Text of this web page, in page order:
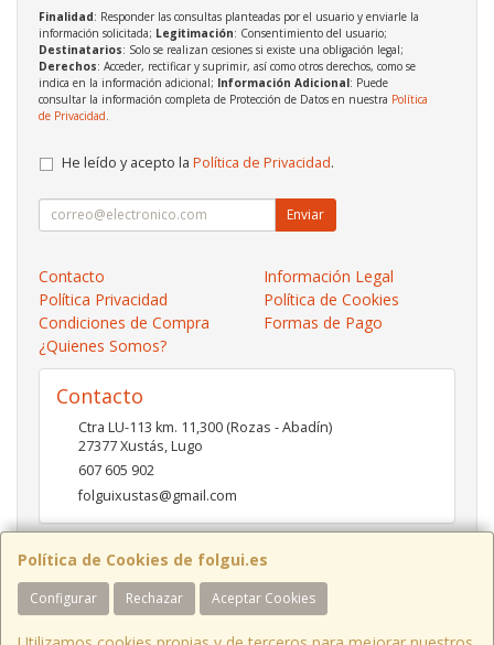
Política de Cookies de folgui.es
Configurar Rechazar Aceptar Cookies
Finalidad: Responder las consultas planteadas por el usuario y enviarle la
información solicitada; Legitimación: Consentimiento del usuario;
Destinatarios: Solo se realizan cesiones si existe una obligación legal;
Derechos: Acceder, rectificar y suprimir, así como otros derechos, como se
indica en la información adicional; Información Adicional: Puede
consultar la información completa de Protección de Datos en nuestra Política
de Privacidad
He leído y acepto la Política de Privacidad.
Enviar
Contacto
Información Legal
Política Privacidad
Política de Cookies
Condiciones de Compra
Formas de Pago
¿Quienes Somos?
Contacto
Ctra LU-113 km. 11,300 (Rozas - Abadín)
27377Xustás,Lugo
607 605 902
folguixustas@gmail.com
Horario
Lunes a viernes de 10:00 a 14:00 y de 16:00 a 20:00.
Sábados de 10:00 a 14:00 y de 16:00 a 19:00